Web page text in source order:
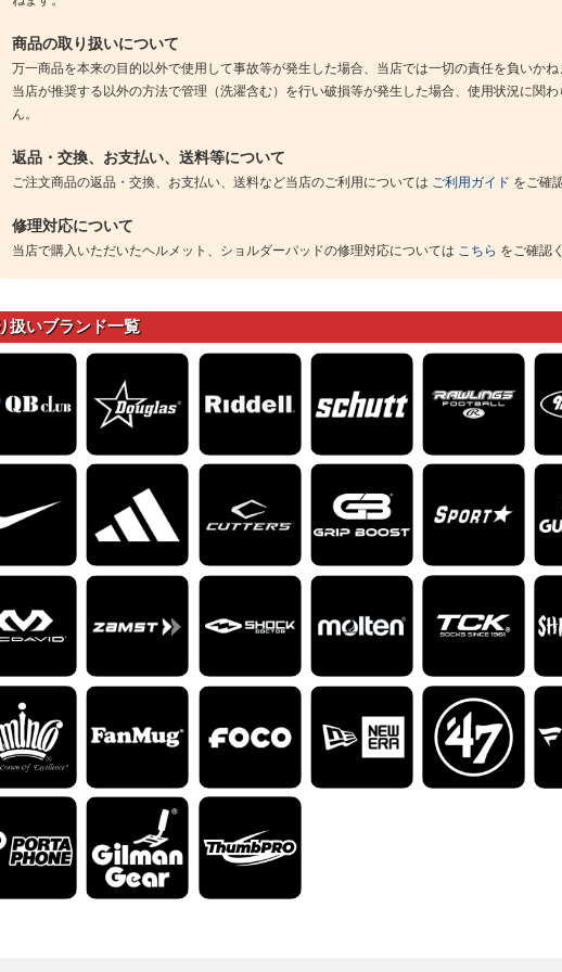
商品の取り扱いについて
万一商品を本来の目的以外で使用して事故等が発生した場合、当店では一切の責任を負いか
当店が推奨する以外の方法で管理（洗濯含む）を行い破損等が発生した場合、使用状況に関
ん。
返品・交換、お支払い、送料等について
ご注文商品の返品・交換、お支払い、送料など当店のご利用については ご利用ガイド をご確
修理対応について
当店で購入いただいたヘルメット、ショルダーパッドの修理対応については こちら をご確認
扱いブランド一覧